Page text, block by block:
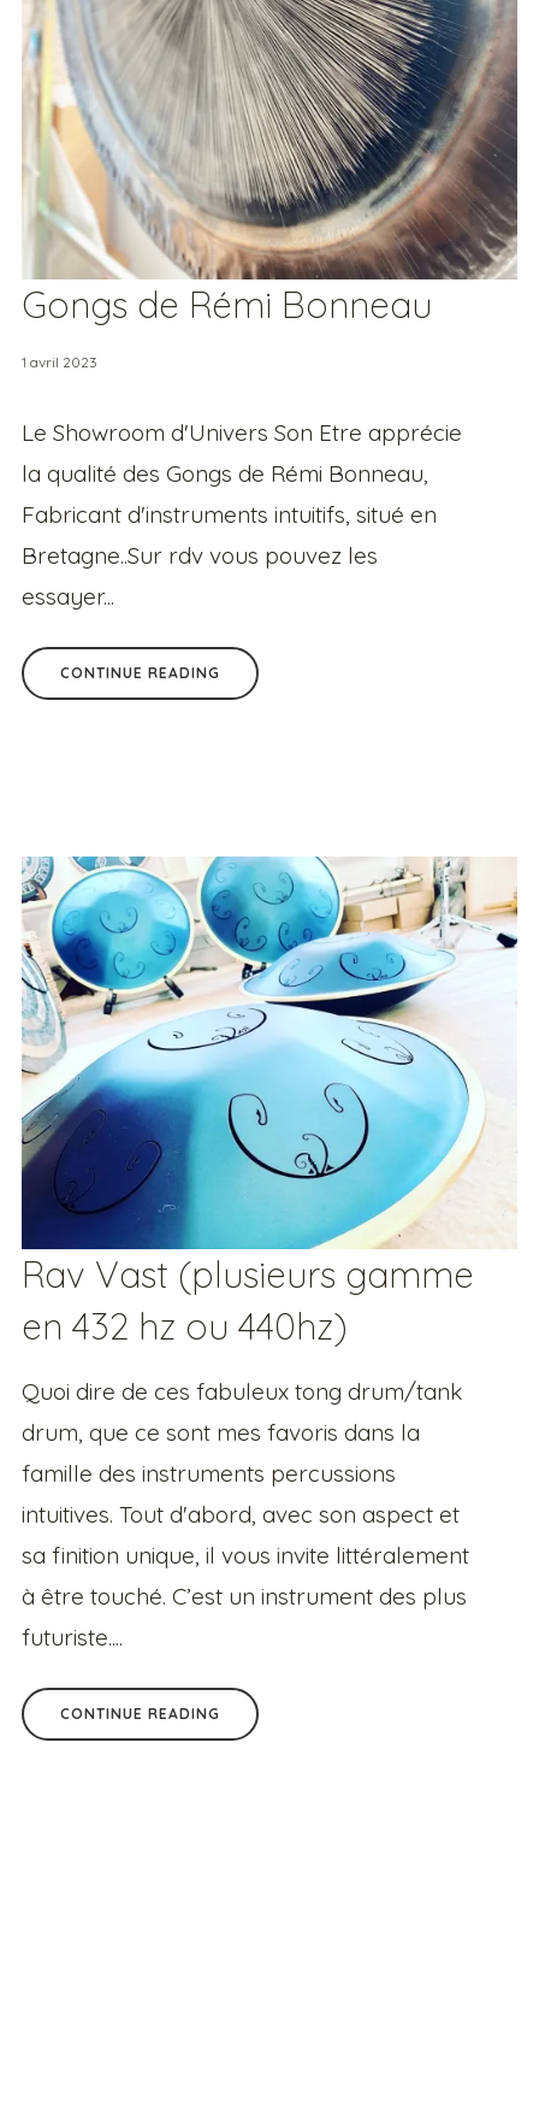
Gongs de Rémi Bonneau
1 avril 2023
Le Showroom d'Univers Son Etre apprécie
la qualité des Gongs de Rémi Bonneau,
Fabricant d'instruments intuitifs, situé en
Bretagne..Sur rdv vous pouvez les
essayer...
CONTINUE READING
Rav Vast (plusieurs gamme
en 432 hz ou 440hz)
Quoi dire de ces fabuleux tong drum/tank
drum, que ce sont mes favoris dans la
famille des instruments percussions
intuitives. Tout d'abord, avec son aspect et
sa finition unique, il vous invite littéralement
à être touché. C’est un instrument des plus
futuriste....
CONTINUE READING